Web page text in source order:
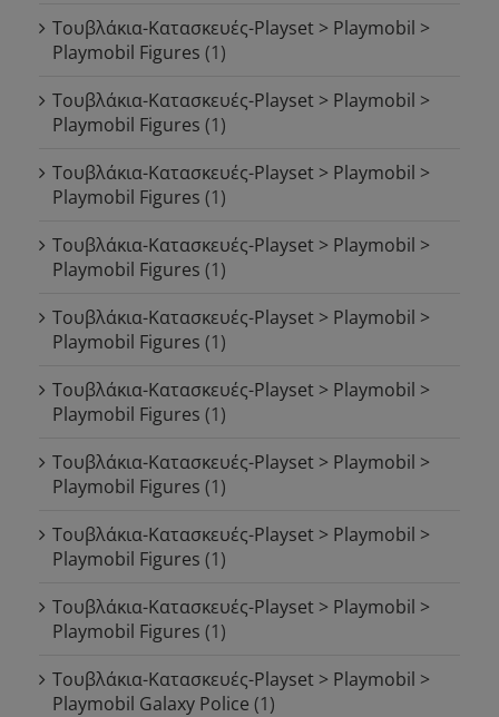
Τουβλάκια-Κατασκευές-Playset > Playmobil >
Playmobil Figures (1)
Τουβλάκια-Κατασκευές-Playset > Playmobil >
Playmobil Figures (1)
Τουβλάκια-Κατασκευές-Playset > Playmobil >
Playmobil Figures (1)
Τουβλάκια-Κατασκευές-Playset > Playmobil >
Playmobil Figures (1)
Τουβλάκια-Κατασκευές-Playset > Playmobil >
Playmobil Figures (1)
Τουβλάκια-Κατασκευές-Playset > Playmobil >
Playmobil Figures (1)
Τουβλάκια-Κατασκευές-Playset > Playmobil >
Playmobil Figures (1)
Τουβλάκια-Κατασκευές-Playset > Playmobil >
Playmobil Figures (1)
Τουβλάκια-Κατασκευές-Playset > Playmobil >
Playmobil Figures (1)
Τουβλάκια-Κατασκευές-Playset > Playmobil >
Playmobil Galaxy Police (1)